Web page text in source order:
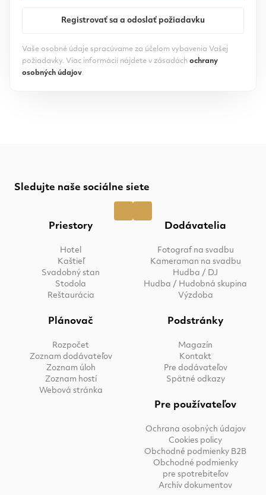
Registrovať sa a odoslať požiadavku
Vaše osobné údaje spracúvame za účelom vybavenia Vašej
požiadavky. Viac informácií nájdete v zásadách ochrany
osobných údajov.
Sledujte naše sociálne siete
Priestory
Hotel
Kaštieľ
Svadobný stan
Stodola
Reštaurácia
Dodávatelia
Fotograf na svadbu
Kameraman na svadbu
Hudba / DJ
Hudba / Hudobná skupina
Výzdoba
Plánovač
Rozpočet
Zoznam dodávateľov
Zoznam úloh
Zoznam hostí
Webová stránka
Podstránky
Magazín
Kontakt
Pre dodávateľov
Spätné odkazy
Pre používateľov
Ochrana osobných údajov
Cookies policy
Obchodné podmienky B2B
Obchodné podmienky
pre spotrebiteľov
Archív dokumentov